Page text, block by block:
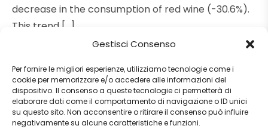
Gestisci Consenso
Per fornire le migliori esperienze, utilizziamo tecnologie come i
cookie per memorizzare e/o accedere alle informazioni del
dispositivo. Il consenso a queste tecnologie ci permetterà di
elaborare dati come il comportamento di navigazione o ID unici
su questo sito. Non acconsentire o ritirare il consenso può influire
negativamente su alcune caratteristiche e funzioni.
decrease in the consumption of red wine (-30.6%).
This trend […]
Read more